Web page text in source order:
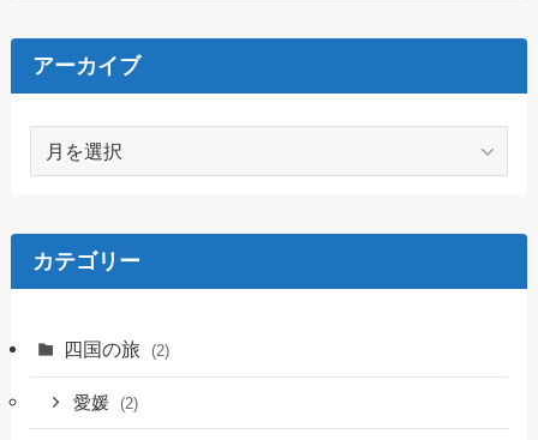
アーカイブ
イ
ブ
カテゴリー
四国の旅 (2)
愛媛 (2)